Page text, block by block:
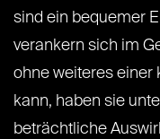
sind ein bequemer
verankern sich im
ohne weiteres einer
kann, haben sie
beträchtliche